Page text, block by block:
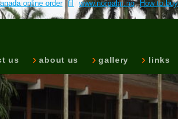
online order fil www.norpalm.no How to
us about us gallery links